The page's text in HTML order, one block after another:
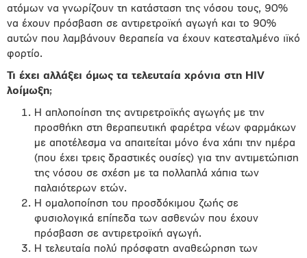
ατόμων να γνωρίζουν τη κατάσταση της νόσου τους, 90%
να έχουν πρόσβαση σε αντιρετροϊκή αγωγή και το 90%
αυτών που λαμβάνουν θεραπεία να έχουν κατεσταλμένο ιϊκό
φορτίο.
Τι έχει αλλάξει όμως τα τελευταία χρόνια στη HIV
λοίμωξη;
Η απλοποίηση της αντιρετροϊκής αγωγής με την
προσθήκη στη θεραπευτική φαρέτρα νέων φαρμάκων
με αποτέλεσμα να απαιτείται μόνο ένα χάπι την ημέρα
(που έχει τρεις δραστικές ουσίες) για την αντιμετώπιση
της νόσου σε σχέση με τα πολλαπλά χάπια των
παλαιότερων ετών.
Η ομαλοποίηση του προσδόκιμου ζωής σε
φυσιολογικά επίπεδα των ασθενών που έχουν
πρόσβαση σε αντιρετροϊκή αγωγή.
Η τελευταία πολύ πρόσφατη αναθεώρηση των